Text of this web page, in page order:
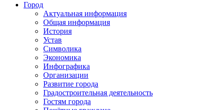
Город
Актуальная информация
Общая информация
История
Устав
Символика
Экономика
Инфографика
Организации
Развитие города
Градостроительная деятельность
Гостям города